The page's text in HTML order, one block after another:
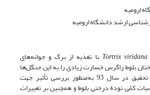
ارومیه
ارشد دانشگاه ارومیه
Tortrix viridana L با تغذیه از برگ و جوانه‌های
بلوط زاگرس خسارت زیادی را به این جنگل‌ها
وارد می‌سازد. این تحقیق در سال 93 به‌منظور بررسی تأثیر جهت
کمّی تودة درختی بلوط و همچنین بر تغییرات